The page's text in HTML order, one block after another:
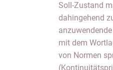
Soll-Zustand
dahingehend
mit dem
von Normen
auf den Ist-
einer
Erwägungen
nämlich, was
zum